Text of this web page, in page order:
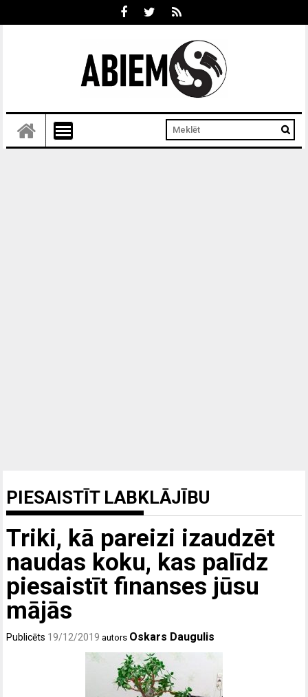
PIESAISTĪT LABKLĀJĪBU
Triki, kā pareizi izaudzēt
naudas koku, kas palīdz
piesaistīt finanses jūsu
mājās
Publicēts 19/12/2019 autors Oskars Daugulis